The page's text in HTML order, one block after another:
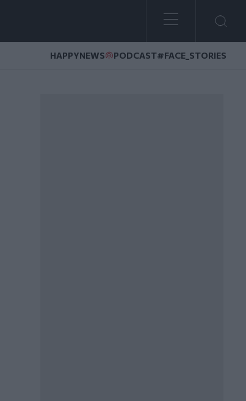
HAPPYNEWS PODCAST#FACE_STORIES